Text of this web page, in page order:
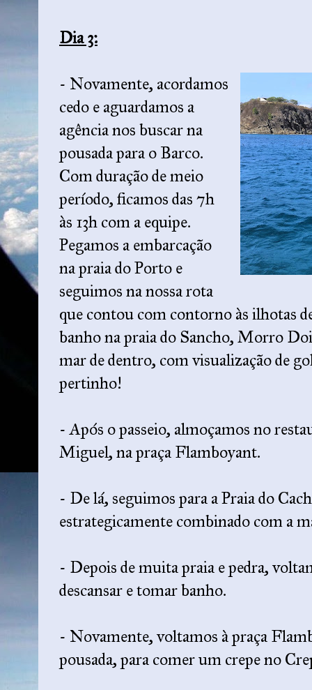
Dia 3:
- Novamente, acordamos
cedo e aguardamos a
agência nos buscar na
pousada para o Barco.
Com duração de meio
período, ficamos das 7h
às 13h com a equipe.
Pegamos a embarcação
na praia do Porto e
seguimos na nossa rota
que contou com contorno às ilhotas
banho na praia do Sancho, Morro
mar de dentro, com visualização de
pertinho!
- Após o passeio, almoçamos no
Miguel, na praça Flamboyant.
- De lá, seguimos para a Praia do
estrategicamente combinado com a
- Depois de muita praia e pedra,
descansar e tomar banho.
- Novamente, voltamos à praça
pousada, para comer um crepe no